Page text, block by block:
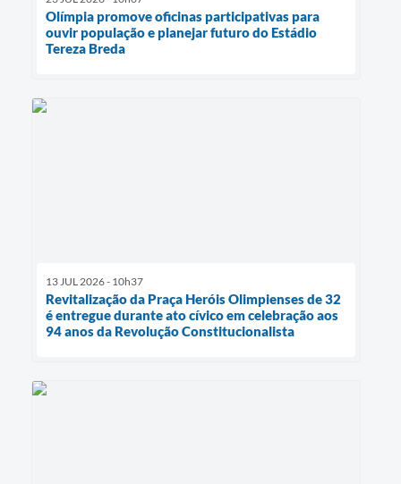
Olímpia promove oficinas participativas para
ouvir população e planejar futuro do Estádio
Tereza Breda
13 JUL 2026 - 10h37
Revitalização da Praça Heróis Olimpienses de 32
é entregue durante ato cívico em celebração aos
94 anos da Revolução Constitucionalista